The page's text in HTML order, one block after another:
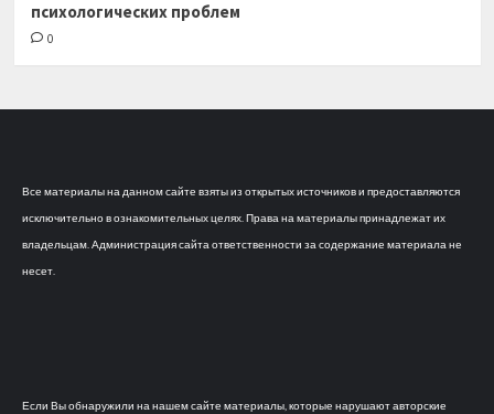
психологических проблем
0
Все материалы на данном сайте взяты из открытых источников и предоставляются
исключительно в ознакомительных целях. Права на материалы принадлежат их
владельцам. Администрация сайта ответственности за содержание материала не
несет.
Если Вы обнаружили на нашем сайте материалы, которые нарушают авторские